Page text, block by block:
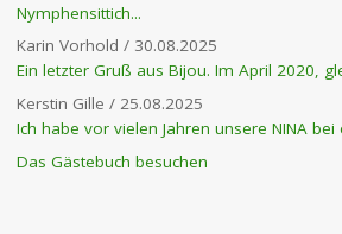
Nymphensittich...
Karin Vorhold / 30.08.2025
Ein letzter Gruß aus Bijou. Im April 2020,
Kerstin Gille / 25.08.2025
Ich habe vor vielen Jahren unsere NINA bei
Das Gästebuch besuchen